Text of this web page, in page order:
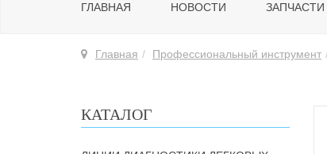
ГЛАВНАЯ НОВОСТИ ЗАПЧАСТИ
Главная Профессиональный инструмент
КАТАЛОГ